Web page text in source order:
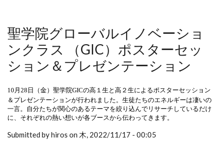
聖学院グローバルイノベーショ
ンクラス （GIC）ポスターセッ
ション＆プレゼンテーション
10月28日（金）聖学院GICの高１生と高２生によるポスターセッション
＆ プレゼンテーションが行われました。生徒たちのエネルギーは凄いの
一言。自分たちが関心のあるテーマを絞り込んでリサーチしているだけ
に、それぞれの熱い想いが各ブースから伝わってきます。
Submitted by hiros on 木, 2022/11/17 - 00:05